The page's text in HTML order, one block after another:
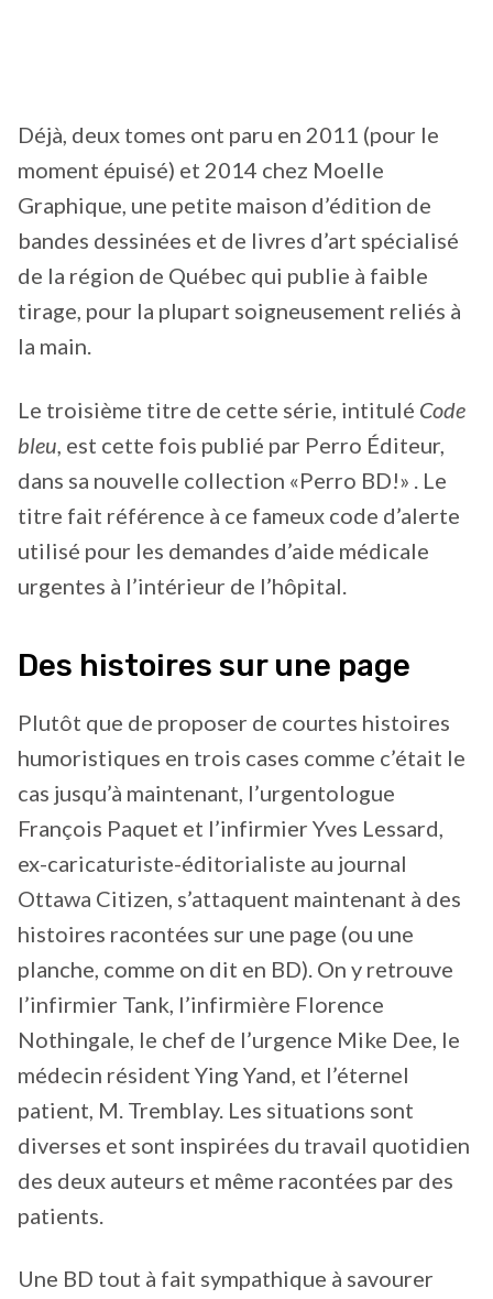
Déjà, deux tomes ont paru en 2011 (pour le
moment épuisé) et 2014 chez Moelle
Graphique, une petite maison d’édition de
bandes dessinées et de livres d’art spécialisé
de la région de Québec qui publie à faible
tirage, pour la plupart soigneusement reliés à
la main.
Le troisième titre de cette série, intitulé Code
bleu, est cette fois publié par Perro Éditeur,
dans sa nouvelle collection «Perro BD!» . Le
titre fait référence à ce fameux code d’alerte
utilisé pour les demandes d’aide médicale
urgentes à l’intérieur de l’hôpital.
Des histoires sur une page
Plutôt que de proposer de courtes histoires
humoristiques en trois cases comme c’était le
cas jusqu’à maintenant, l’urgentologue
François Paquet et l’infirmier Yves Lessard,
ex-caricaturiste-éditorialiste au journal
Ottawa Citizen, s’attaquent maintenant à des
histoires racontées sur une page (ou une
planche, comme on dit en BD). On y retrouve
l’infirmier Tank, l’infirmière Florence
Nothingale, le chef de l’urgence Mike Dee, le
médecin résident Ying Yand, et l’éternel
patient, M. Tremblay. Les situations sont
diverses et sont inspirées du travail quotidien
des deux auteurs et même racontées par des
patients.
Une BD tout à fait sympathique à savourer